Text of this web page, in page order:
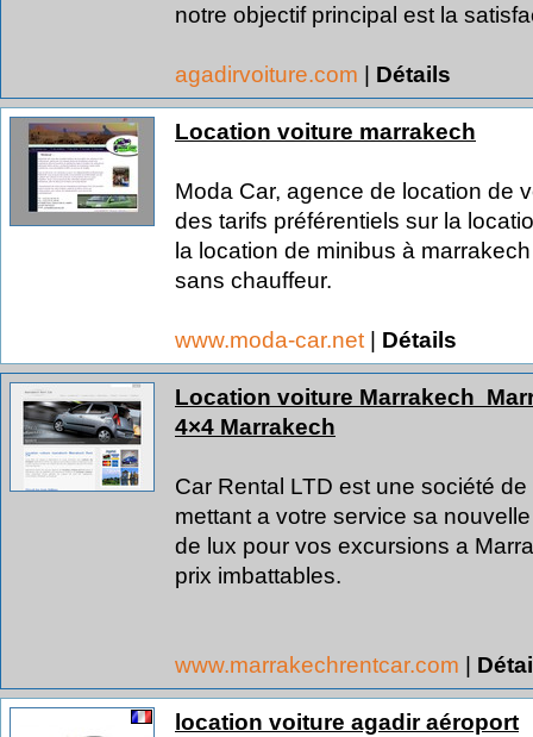
notre objectif principal est la
agadirvoiture.com | Détails
Location voiture marrakech
Moda Car, agence de location de
des tarifs préférentiels sur la
la location de minibus à
sans chauffeur.
www.moda-car.net | Détails
Location voiture Marrakech 
4×4 Marrakech
Car Rental LTD est une société
mettant a votre service sa
de lux pour vos excursions a
prix imbattables.
www.marrakechrentcar.com |
location voiture agadir aéroport